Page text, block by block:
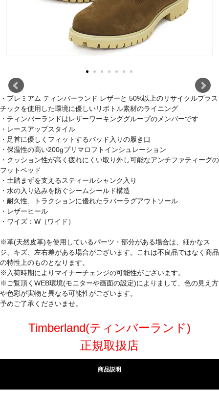
・プレミアム ティンバーランド レザーと 50%以上のリサイクルプラス
チックを使用した環境に優しいリボトル素材のライニング
・ティンバーランドはレザーワーキンググループのメンバーです
・レースアップスタイル
・足首に優しくフィットするパッド入りの履き口
・保温性の高い200gプリマロフトインシュレーション
・クッション性が高く疲れにくい取り外し可能なアンチファティーグの
フットベッド
・土踏まずを支えるスティールシャンク入り
・水の入り込みを防ぐシームシールド構造
・耐久性、トラクションに優れたラバーラグアウトソール
・レザーヒール
・ワイズ：W（ワイド）
※革(天然皮革)を使用しているパーツ・部分がある場合は、細かなス
ジ、キズ、左右差がある場合がございます。これは不良品ではなく商品
の特性上のものとなります。
※入荷時期によりマイナーチェンジの可能性がございます。
※ご覧頂くWEB環境(モニターや画面の設定)によりまして、色の見え方
や色彩が実物と異なる可能性がございます。
予めご了承くださいませ。
Timberland(ティンバーランド)
正規取扱店
商品説明